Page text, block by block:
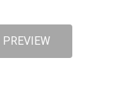
PREVIEW